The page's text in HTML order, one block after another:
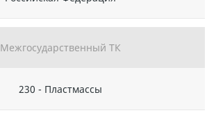
Межгосударственный ТК
230 - Пластмассы